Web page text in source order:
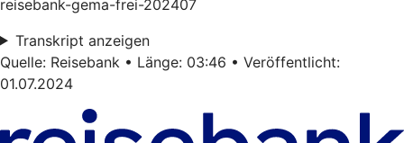
reisebank-gema-frei-202407
Transkript anzeigen
Quelle: Reisebank • Länge: 03:46 • Veröffentlicht:
01.07.2024